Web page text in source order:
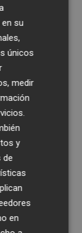
el
tanto, es
las
de
su
únicos
medir
y
de
en